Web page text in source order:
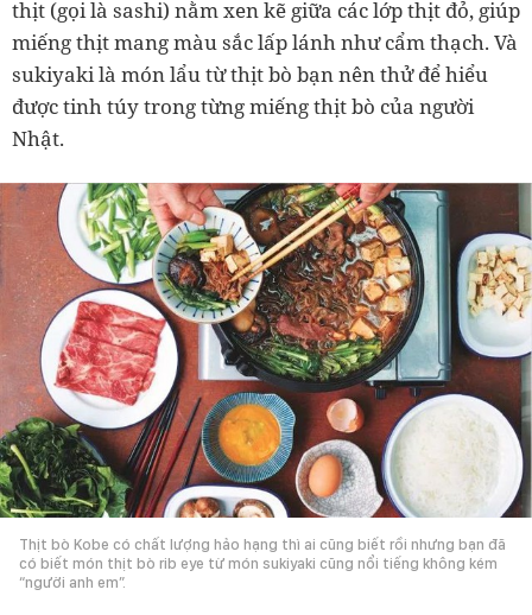
thịt (gọi là sashi) nằm xen kẽ giữa các lớp thịt đỏ, giúp
miếng thịt mang màu sắc lấp lánh như cẩm thạch. Và
sukiyaki là món lẩu từ thịt bò bạn nên thử để hiểu
được tinh túy trong từng miếng thịt bò của người
Nhật.
Thịt bò Kobe có chất lượng hảo hạng thì ai cũng biết rồi nhưng bạn đã
có biết món thịt bò rib eye từ món sukiyaki cũng nổi tiếng không kém
“người anh em”.